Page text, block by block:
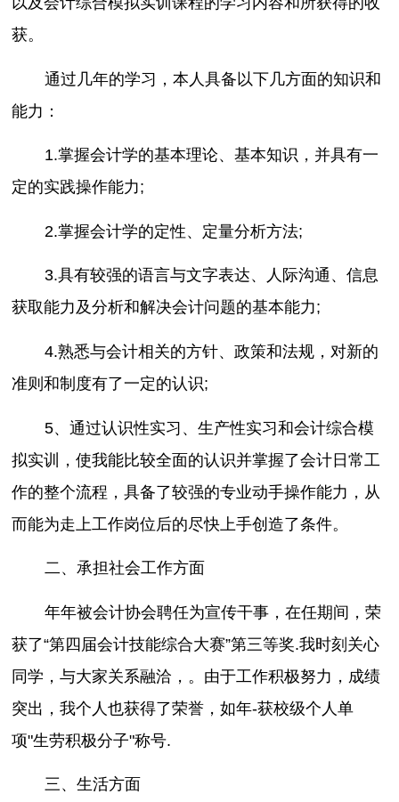
获。
通过几年的学习，本人具备以下几方面的知识和
能力：
1.掌握会计学的基本理论、基本知识，并具有一
定的实践操作能力;
2.掌握会计学的定性、定量分析方法;
3.具有较强的语言与文字表达、人际沟通、信息
获取能力及分析和解决会计问题的基本能力;
4.熟悉与会计相关的方针、政策和法规，对新的
准则和制度有了一定的认识;
5、通过认识性实习、生产性实习和会计综合模
拟实训，使我能比较全面的认识并掌握了会计日常工
作的整个流程，具备了较强的专业动手操作能力，从
而能为走上工作岗位后的尽快上手创造了条件。
二、承担社会工作方面
年年被会计协会聘任为宣传干事，在任期间，荣
获了“第四届会计技能综合大赛”第三等奖.我时刻关心
同学，与大家关系融洽，。由于工作积极努力，成绩
突出，我个人也获得了荣誉，如年-获校级个人单
项"生劳积极分子"称号.
三、生活方面